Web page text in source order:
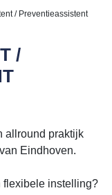
/ Preventieassistent
/
allround praktijk
Eindhoven.
flexibele instelling?